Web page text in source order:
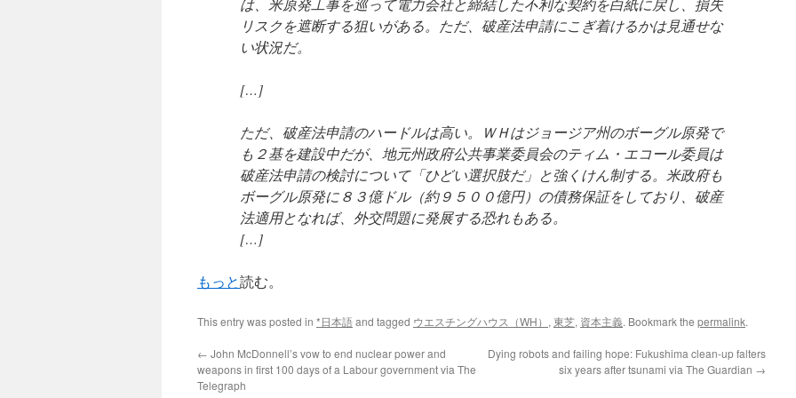
は、米原発工事を巡って電力会社と締結した不利な契約を白紙に戻し、損失
リスクを遮断する狙いがある。ただ、破産法申請にこぎ着けるかは見通せな
い状況だ。
[…]
ただ、破産法申請のハードルは高い。ＷＨはジョージア州のボーグル原発で
も２基を建設中だが、地元州政府公共事業委員会のティム・エコール委員は
破産法申請の検討について「ひどい選択肢だ」と強くけん制する。米政府も
ボーグル原発に８３億ドル（約９５００億円）の債務保証をしており、破産
法適用となれば、外交問題に発展する恐れもある。
[…]
もっと読む。
This entry was posted in *日本語and tagged ウエスチングハウス（WH） , 東芝, 資本主義. Bookmark the permalink.
← John McDonnell’s vow to end nuclear power and
weapons in first 100 days of a Labour government via The
Telegraph
Dying robots and failing hope: Fukushima clean-up falters
six years after tsunami via The Guardian →